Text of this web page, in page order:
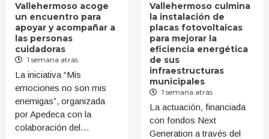
Vallehermoso acoge
un encuentro para
apoyar y acompañar a
las personas
cuidadoras
1 semana atrás
La iniciativa “Mis
emociones no son mis
enemigas”, organizada
por Apedeca con la
colaboración del…
Vallehermoso culmina
la instalación de
placas fotovoltaicas
para mejorar la
eficiencia energética
de sus
infraestructuras
municipales
1 semana atrás
La actuación, financiada
con fondos Next
Generation a través del